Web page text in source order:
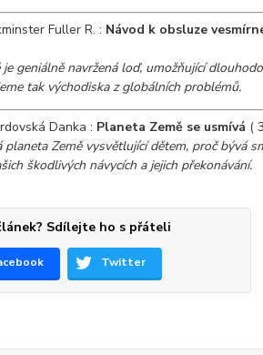
Fuller R. : Návod k obsluze
je geniálně navržená loď, umožňující
tak východiska z globálních problémů.
Danka : Planeta Země se usmívá (
planeta Země vysvětlující dětem, proč bývá
škodlivých návycích a jejich překonávání.
Sdílejte ho s přáteli
Twitter